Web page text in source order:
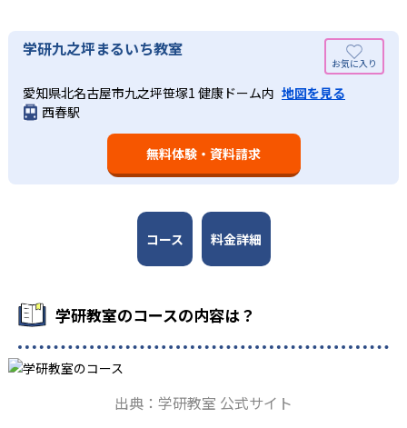
週2回の教室学習と毎日の家庭学習
学研教室では、週2回の教室学習と毎日の家庭学習（宿題学
習）の相乗効果を活かす形で生徒の学力向上を進める。週2
回の教室学習において指導者は、生徒の様子を観察しなが
ら学習指導と学習管理を実施。教室学習日以外の日のため
に自宅学習用の教材も提供し、学習の習慣化と学力の定着
を図っている。進度が早い子供は先取り学習も可能だ。
学研教室では、小学生については、1回の学習時間を30～
50分程度と設定している。この時間設定は、子どもが集中
して学習できる時間が通常「学年×10分±10分」と考えら
れていることに由来するものだ。この限界を超えて勉強し
ても学習の効果は上がらないと学研教室は考え、単なる長
時間学習よりくり返し学習の効果を重視している。そのた
め、長時間の勉強が苦手な人に向いている。
どんなメリットがある？
学研教室が持つ最大のメリットは、学研の教材開発ノウハ
ウを結集して制作した学習教材を使用している点だ。この
教材は、学習指導要領の内容を全てカバーしており、学校
の勉強がよくわかるというもの。基礎から応用まで、少し
ずつステップアップしながら身につけることができ、基礎
固めから先取り学習まで対応している。算数と国語を重視
も対応。中学校英語の準備や高校入試向けの英語力育成に
学研教室の先生は、研修会や勉強会で日々指導スキルを研
きる力を」という理念のもとで生徒一人ひとりに向き合っ
ており、生徒それぞれの「できるところ」「良いところ」
を見つけて褒めるところから学習をスタートする。この指
導により生徒の「やる気」を引き出し、無理のない学習と
報にも精通しており、学習相談や教育相談、保護者とのコ
学研九之坪まるいち教室
愛知県北名古屋市九之坪笹塚1 健康ドーム内 地図を見る
西春駅
無料体験・資料請求
コース 料金詳細
学研教室のコースの内容は？
出典：学研教室 公式サイト